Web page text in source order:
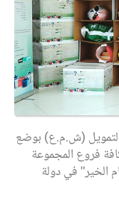
(ش.م.ع) بوضع
فروع المجموعة
الخير" في دولة